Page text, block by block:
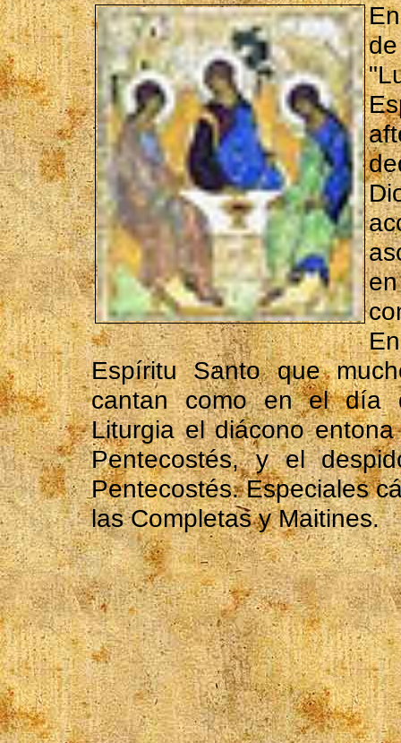
Espíritu Santo que
cantan como en el día
Liturgia el diácono
Pentecostés, y el
Pentecostés. Especiales
las Completas y Maitines.